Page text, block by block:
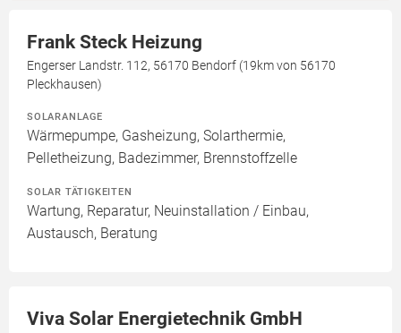
Frank Steck Heizung
Engerser Landstr. 112, 56170 Bendorf (19km von 56170
Pleckhausen)
SOLARANLAGE
Wärmepumpe, Gasheizung, Solarthermie,
Pelletheizung, Badezimmer, Brennstoffzelle
SOLAR TÄTIGKEITEN
Wartung, Reparatur, Neuinstallation / Einbau,
Austausch, Beratung
Viva Solar Energietechnik GmbH